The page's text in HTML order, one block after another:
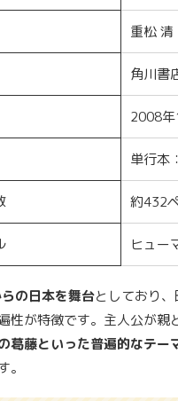
重松 清
角川書
2008
単行本
約432
ヒュー
の日本を舞台としており
性が特徴です。主人公が親
葛藤といった普遍的なテー
。